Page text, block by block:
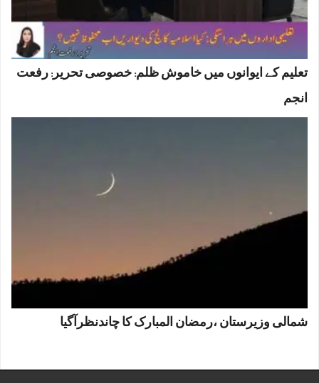
تعلیم کے ایوانوں میں خاموش ظلم: خصوصی تحریر: رفعت
انجم
شمالی وزیرستان ،رمضان المبارک کا چاندنظرآگیا